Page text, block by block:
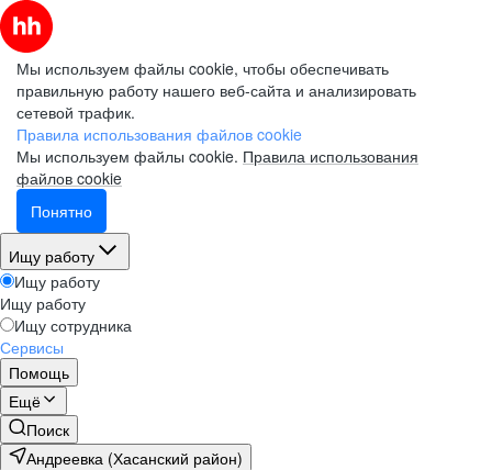
Мы используем файлы cookie, чтобы обеспечивать
правильную работу нашего веб-сайта и анализировать
сетевой трафик.
Правила использования файлов cookie
Мы используем файлы cookie. Правила использования
файлов cookie
Понятно
Ищу работу
Ищу работу
Ищу работу
Ищу сотрудника
Сервисы
Помощь
Ещё
Поиск
Андреевка (Хасанский район)